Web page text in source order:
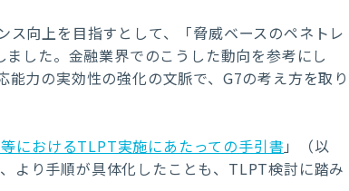
向上を目指すとして、「脅威ベースのペネトレ
した。金融業界でのこうした動向を参考にし
力の実効性の強化の文脈で、G7の考え方を取り
におけるTLPT実施にあたっての手引書 」（以
より手順が具体化したことも、TLPT検討に踏み